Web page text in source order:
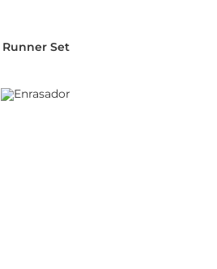
Runner Set